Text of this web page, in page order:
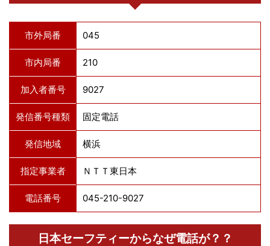
市外局番 045
市内局番 210
加入者番号 9027
発信番号種類 固定電話
発信地域 横浜
指定事業者 ＮＴＴ東日本
電話番号 045-210-9027
日本セーフティーからなぜ電話が？？